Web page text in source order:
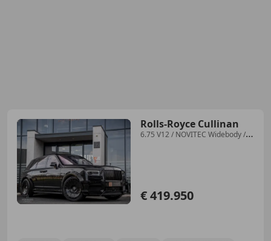
Rolls-Royce Cullinan
6.75 V12 / NOVITEC Widebody /
€ 419.950